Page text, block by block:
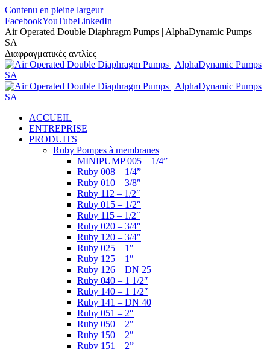
Contenu en pleine largeur
FacebookYouTubeLinkedIn
Air Operated Double Diaphragm Pumps | AlphaDynamic Pumps
SA
Διαφραγματικές αντλίες
ACCUEIL
ENTREPRISE
PRODUITS
Ruby Pompes à membranes
MINIPUMP 005 – 1/4”
Ruby 008 – 1/4”
Ruby 010 – 3/8″
Ruby 112 – 1/2″
Ruby 015 – 1/2″
Ruby 115 – 1/2″
Ruby 020 – 3/4″
Ruby 120 – 3/4″
Ruby 025 – 1″
Ruby 125 – 1″
Ruby 126 – DN 25
Ruby 040 – 1 1/2″
Ruby 140 – 1 1/2″
Ruby 141 – DN 40
Ruby 051 – 2″
Ruby 050 – 2″
Ruby 150 – 2″
Ruby 151 – 2”